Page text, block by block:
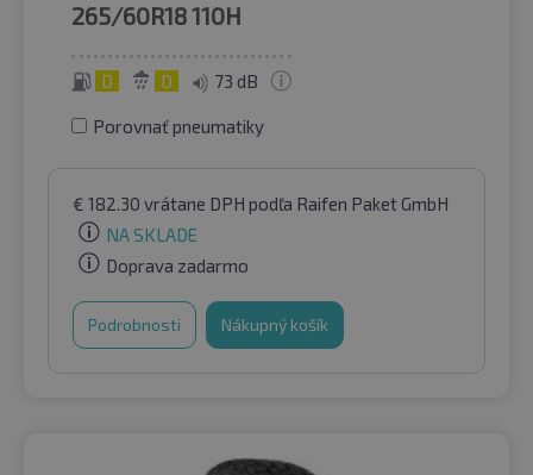
265/60R18110H
D D 73 dB
Porovnať pneumatiky
€ 182.30 vrátane DPH podľa Raifen Paket GmbH
NA SKLADE
Doprava zadarmo
Podrobnosti Nákupný košík